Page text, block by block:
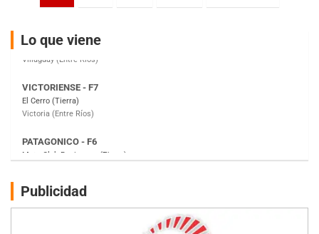
entradas
Lo que viene
El Cerro (Tierra)
Victoria (Entre Ríos)
Moto Club Reginense (Tierra)
Gral. E. Godoy (Río Negro)
Juventud Unida (Tierra)
Humboldt (Santa Fe)
Ciudad de Avellaneda (Asfalto)
Avellaneda (Santa Fe)
Publicidad